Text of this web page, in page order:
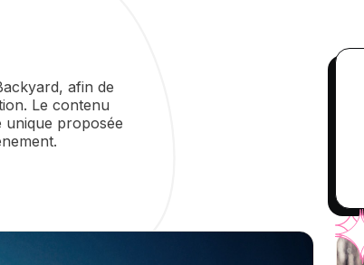
afin de
Le contenu
unique proposée